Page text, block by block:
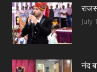
July
नंद